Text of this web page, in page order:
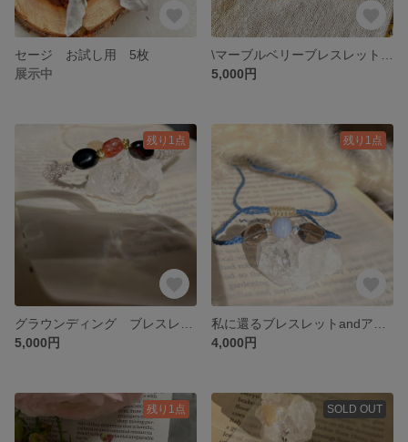
セージ お試し用 5枚
展示中
5,000円
残り1点
5,000円
残り1点
4,000円
残り1点 SOLD OUT